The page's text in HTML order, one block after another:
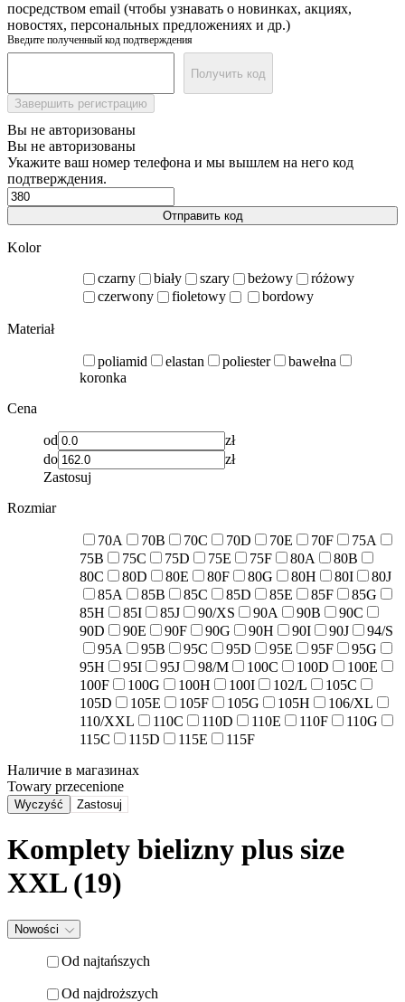
посредством email (чтобы узнавать о новинках, акциях,
новостях, персональных предложениях и др.)
Введите полученный код подтверждения
Получить код
Завершить регистрацию
Вы не авторизованы
Вы не авторизованы
Укажите ваш номер телефона и мы вышлем на него код
подтверждения.
Отправить код
Kolor
czarny
biały szary beżowy
różowy
czerwony
fioletowy bordowy
Materiał
poliamid elastan poliester
bawełna
koronka
Cena
od
zł
do
zł
Zastosuj
Rozmiar
70A 70B 70C 70D 70E 70F
75A
75B
75C 75D 75E 75F 80A
80B
80C
80D 80E 80F 80G 80H 80I
80J
85A
85B 85C 85D 85E 85F
85G
85H
85I 85J 90/XS 90A 90B
90C
90D
90E 90F 90G 90H 90I 90J
94/S
95A
95B 95C 95D 95E 95F
95G
95H
95I 95J 98/M 100C 100D
100E
100F
100G 100H 100I 102/L
105C
105D
105E 105F 105G 105H
106/XL
110/XXL
110C 110D 110E 110F
110G
115C
115D 115E
115F
Наличие в магазинах
Towary przecenione
Wyczyść Zastosuj
Komplety bielizny plus size
XXL (19)
Nowości
Od najtańszych
Od najdroższych